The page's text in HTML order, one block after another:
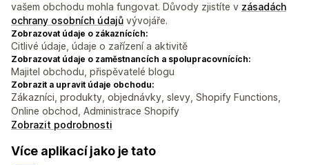
vašem obchodu mohla fungovat. Důvody zjistíte v zásadách
ochrany osobních údajů vývojáře.
Zobrazovat údaje o zákaznících:
Citlivé údaje, údaje o zařízení a aktivitě
Zobrazovat údaje o zaměstnancích a spolupracovnících:
Majitel obchodu, přispěvatelé blogu
Zobrazit a upravit údaje obchodu:
Zákazníci, produkty, objednávky, slevy, Shopify Functions,
Online obchod, Administrace Shopify
Zobrazit podrobnosti
Více aplikací jako je tato